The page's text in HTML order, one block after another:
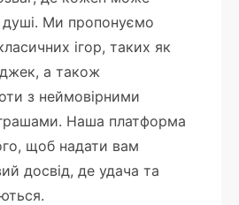
Ми пропонуємо
ігор, таких як
а також
з неймовірними
Наша платформа
щоб надати вам
досвід, де удача та